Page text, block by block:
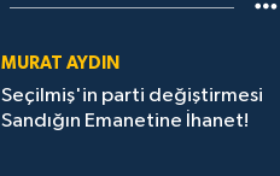
MURAT AYDIN
Seçilmiş'in parti değiştirmesi
Sandığın Emanetine İhanet!